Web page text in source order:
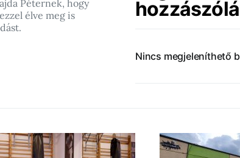
Péternek, hogy
élve meg is
Nincs megjeleníthető